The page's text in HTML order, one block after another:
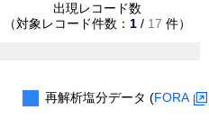
出現レコード数
（対象レコード件数： 1 / 17 件）
再解析塩分データ (FORA